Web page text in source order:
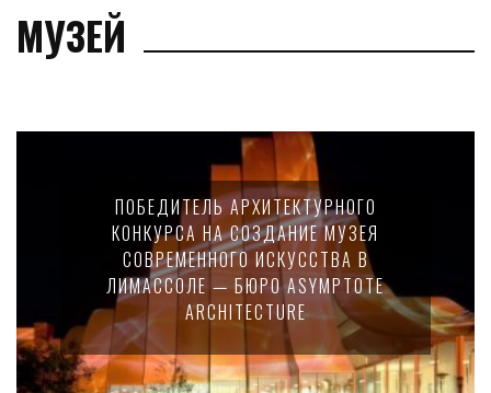
МУЗЕЙ
ПОБЕДИТЕЛЬ АРХИТЕКТУРНОГО
КОНКУРСА НА СОЗДАНИЕ МУЗЕЯ
СОВРЕМЕННОГО ИСКУССТВА В
ЛИМАССОЛЕ — БЮРО ASYMPTOTE
ARCHITECTURE